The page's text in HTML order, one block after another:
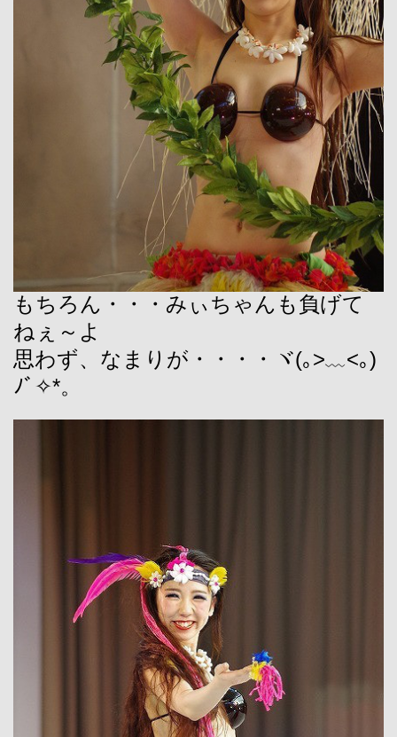
もちろん・・・みぃちゃんも負げて
ねぇ～よ
思わず、なまりが・・・・ヾ(｡>﹏<｡)
ﾉﾞ✧*。